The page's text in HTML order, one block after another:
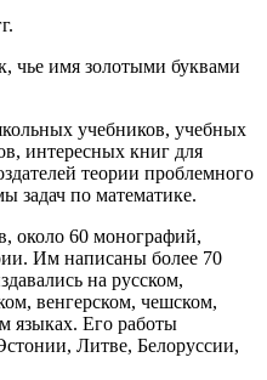
чье имя золотыми буквами
учебников, учебных
интересных книг для
теории проблемного
задач по математике.
около 60 монографий,
Им написаны более 70
на русском,
венгерском, чешском,
языках. Его работы
Литве, Белоруссии,